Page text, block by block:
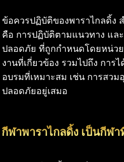
ข้อควรปฏิบัติของพาราไกลดิ้ง
คือ การปฏิบัติตามแนวทาง แล
ปลอดภัย ที่ถูกกำหนดโดยหน่ว
งานที่เกี่ยวข้อง รวมไปถึง การ
อบรมที่เหมาะสม เช่น การสว
ปลอดภัยอยู่เสมอ
กีฬาพาราไกลดิ้ง เป็นกีฬ